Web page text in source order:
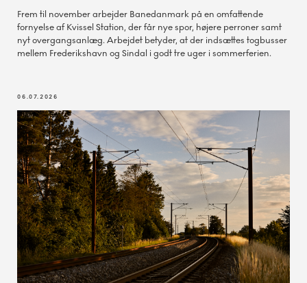
Frem til november arbejder Banedanmark på en omfattende
fornyelse af Kvissel Station, der får nye spor, højere perroner samt
nyt overgangsanlæg. Arbejdet betyder, at der indsættes togbusser
mellem Frederikshavn og Sindal i godt tre uger i sommerferien.
06.07.2026